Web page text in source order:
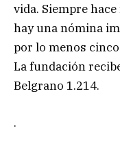
vida. Siempre
hay una nómina
por lo menos
La fundación
Belgrano 1.214.
.